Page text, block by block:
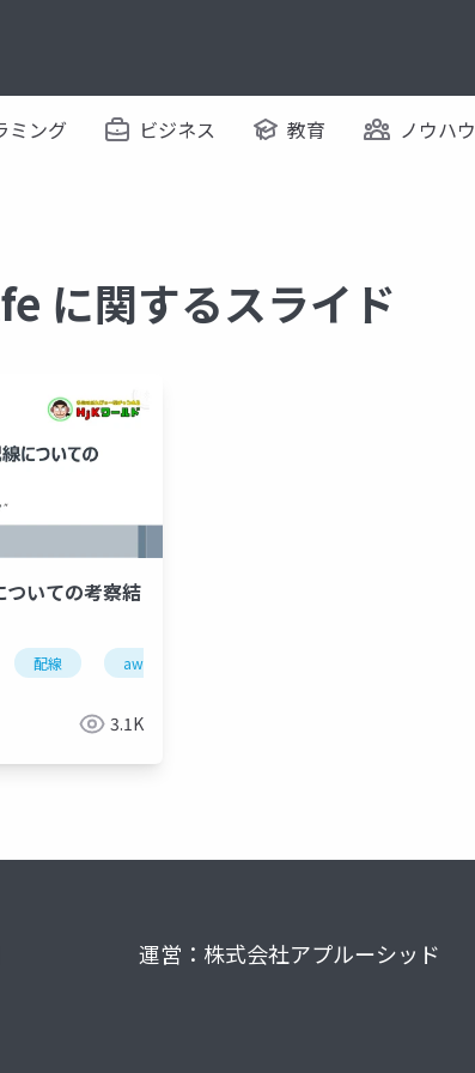
ミング ビジネス 教育 ノウハウ
に関するスライド
いての考察結
配線 awg
3.1K
運営：株式会社アプルーシッド